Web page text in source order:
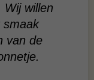
Wij willen
smaak
van de